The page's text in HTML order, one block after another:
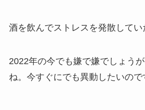
酒を飲んでストレスを発散してい
2022年の今でも嫌で嫌でしょう
ね。今すぐにでも異動したいので